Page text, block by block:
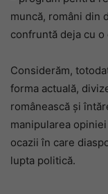
muncă, români din
confruntă deja cu
Considerăm,
forma actuală,
românească şi
manipularea
ocazii în care
lupta politică.